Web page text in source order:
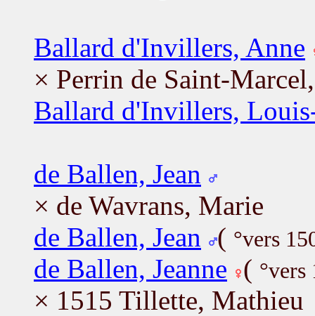
Ballard d'Invillers, Anne
× Perrin de Saint-
Ballard d'Invillers,
de Ballen, Jean
× de Wavrans, Marie
de Ballen, Jean
( °vers
de Ballen, Jeanne (
× 1515 Tillette, Mathieu